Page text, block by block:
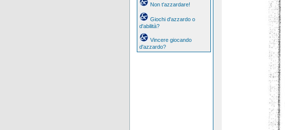
Non t'azzardare!
Giochi d'azzardo o
d'abilità?
Vincere giocando
d'azzardo?